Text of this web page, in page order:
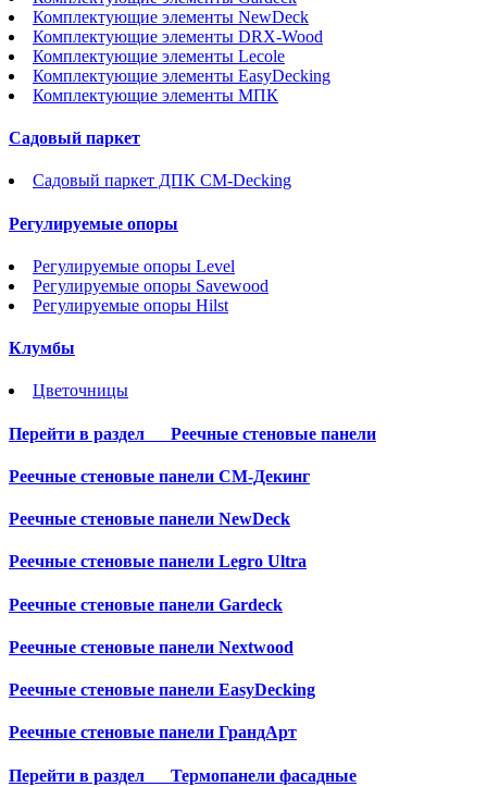
Комплектующие элементы NewDeck
Комплектующие элементы DRX-Wood
Комплектующие элементы Lecole
Комплектующие элементы EasyDecking
Комплектующие элементы МПК
Садовый паркет
Садовый паркет ДПК CM-Decking
Регулируемые опоры
Регулируемые опоры Level
Регулируемые опоры Savewood
Регулируемые опоры Hilst
Клумбы
Цветочницы
Перейти в раздел Реечные стеновые панели
Реечные стеновые панели СМ-Декинг
Реечные стеновые панели NewDeck
Реечные стеновые панели Legro Ultra
Реечные стеновые панели Gardeck
Реечные стеновые панели Nextwood
Реечные стеновые панели EasyDecking
Реечные стеновые панели ГрандАрт
Перейти в раздел Термопанели фасадные